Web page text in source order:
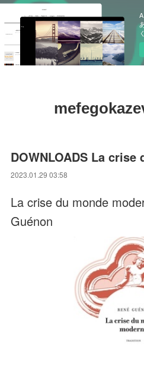
DOWNLOADS La
2023.01.29 03:58
La crise du monde
Guénon